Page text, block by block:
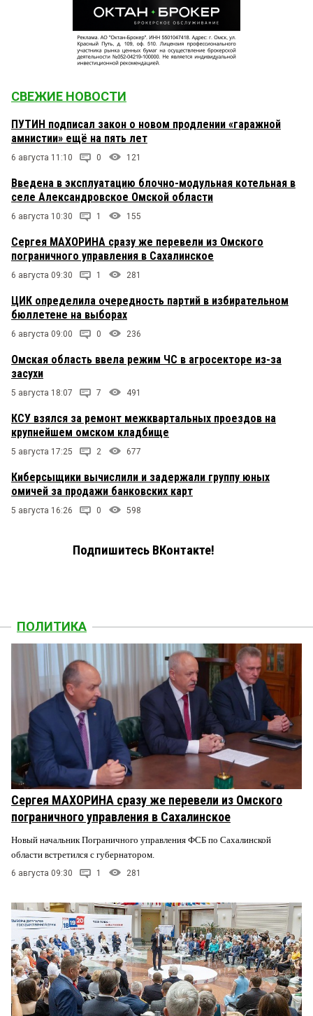
СВЕЖИЕ НОВОСТИ
ПУТИН подписал закон о новом продлении «гаражной
амнистии» ещё на пять лет
6 августа 11:10 0 121
Введена в эксплуатацию блочно-модульная котельная в
селе Александровское Омской области
6 августа 10:30 1 155
Сергея МАХОРИНА сразу же перевели из Омского
пограничного управления в Сахалинское
6 августа 09:30 1 281
ЦИК определила очередность партий в избирательном
бюллетене на выборах
6 августа 09:00 0 236
Омская область ввела режим ЧС в агросекторе из-за
засухи
5 августа 18:07 7 491
КСУ взялся за ремонт межквартальных проездов на
крупнейшем омском кладбище
5 августа 17:25 2 677
Киберсыщики вычислили и задержали группу юных
омичей за продажи банковских карт
5 августа 16:26 0 598
Подпишитесь ВКонтакте!
ПОЛИТИКА
Сергея МАХОРИНА сразу же перевели из Омского
пограничного управления в Сахалинское
Новый начальник Пограничного управления ФСБ по Сахалинской
области встретился с губернатором.
6 августа 09:30 1 281